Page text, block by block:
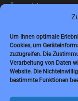
Um Ihnen optimale
Cookies, um
zuzugreifen. Die
Verarbeitung von Daten
Website. Die
bestimmte Funktionen
Österreich
Fax: (0043) 1 2936882 -
E-Mail:jbauer@smart-
Geschäftsführer: Mag.